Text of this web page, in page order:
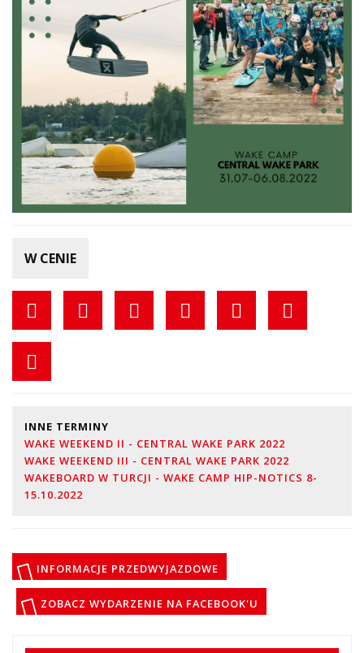
W CENIE
INNE TERMINY
WAKE WEEKEND II - CENTRAL WAKE PARK 2022
WAKE WEEKEND III - CENTRAL WAKE PARK 2022
WAKEBOARD W TURCJI - WAKE CAMP HIP-NOTICS 8-
15.10.2022
INFORMACJE PRZEDWYJAZDOWE
ZOBACZ WYDARZENIE NA FACEBOOK'U